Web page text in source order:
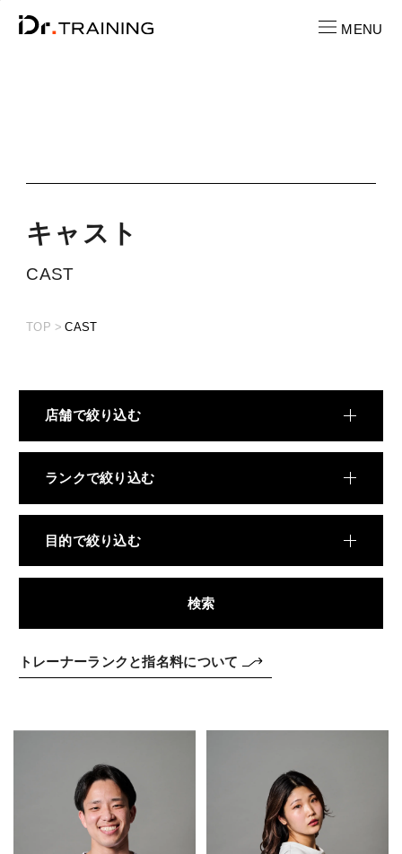
キ ャ ス ト
CAST
TOP CAST
店舗で絞り込む
ランクで絞り込む
目的で絞り込む
検索
トレーナーランクと指名料について
PRICE
TRAINING
METHOD
REVIEW
MENU